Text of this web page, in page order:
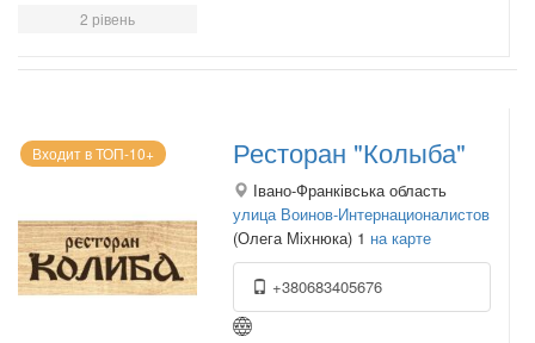
2 рівень
Входит в ТОП-10+ Ресторан "Колыба"
Івано-Франківська область
улица Воинов-Интернационалистов
(Олега Міхнюка) 1 на карте
+380683405676